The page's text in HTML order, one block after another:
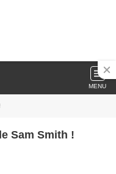
MENU
Sam Smith !